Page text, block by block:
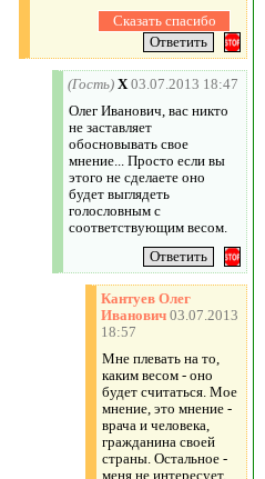
(Гость) X 03.07.2013 18:47
Олег Иванович, вас никто
не заставляет
обосновывать свое
мнение... Просто если вы
этого не сделаете оно
будет выглядеть
голословным с
соответствующим весом.
Кантуев Олег
Иванович 03.07.2013
18:57
Мне плевать на то,
каким весом - оно
будет считаться. Мое
мнение, это мнение -
врача и человека,
гражданина своей
страны. Остальное -
меня не интересует.